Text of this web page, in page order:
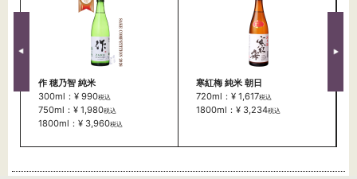
作 穂乃智 純米
300ml：¥ 990税込
750ml：¥ 1,980税込
1800ml：¥ 3,960税込
寒紅梅 純米 朝日
720ml：¥ 1,617税込
1800ml：¥ 3,234税込